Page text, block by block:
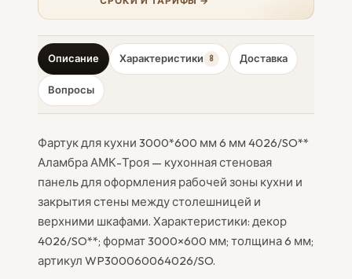
Описание Характеристики 8 Доставка
Вопросы
Фартук для кухни 3000*600 мм 6 мм 4026/SO**
Аламбра АМК-Троя — кухонная стеновая
панель для оформления рабочей зоны кухни и
закрытия стены между столешницей и
верхними шкафами. Характеристики: декор
4026/SO**; формат 3000×600 мм; толщина 6 мм;
артикул WP300060064026/SO.